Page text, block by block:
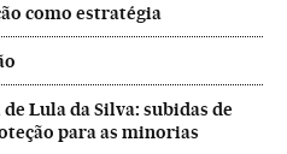
como estratégia
Lula da Silva: subidas de
para as minorias